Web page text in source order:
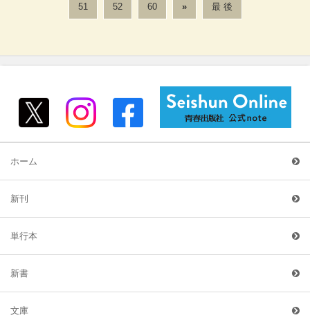
51 52 60 » 最 後
ホーム
新刊
単行本
新書
文庫